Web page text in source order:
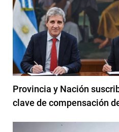
Provincia y Nación
clave de compensación